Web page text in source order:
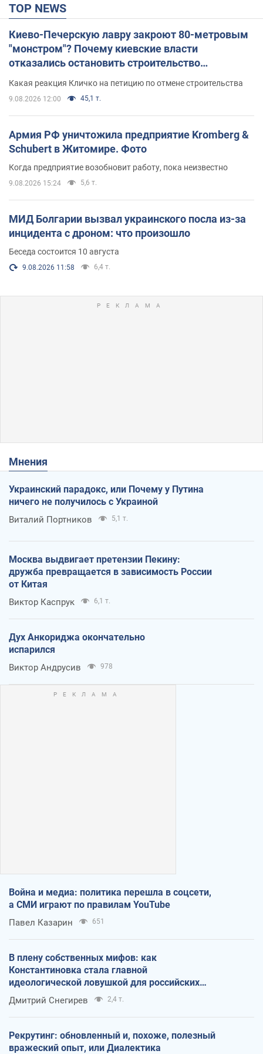
TOP NEWS
Киево-Печерскую лавру закроют 80-метровым
"монстром"? Почему киевские власти
отказались остановить строительство
Какая реакция Кличко на петицию по отмене строительства
9.08.2026 12:00 45,1 т.
Армия РФ уничтожила предприятие Kromberg &
Schubert в Житомире. Фото
Когда предприятие возобновит работу, пока неизвестно
9.08.2026 15:24 5,6 т.
МИД Болгарии вызвал украинского посла из-за
инцидента с дроном: что произошло
Беседа состоится 10 августа
9.08.2026 11:58 6,4 т.
Мнения
Украинский парадокс, или Почему у Путина
ничего не получилось с Украиной
Виталий Портников 5,1 т.
Москва выдвигает претензии Пекину:
дружба превращается в зависимость России
от Китая
Виктор Каспрук 6,1 т.
Дух Анкориджа окончательно
испарился
Виктор Андрусив 978
Война и медиа: политика перешла в соцсети,
а СМИ играют по правилам YouTube
Павел Казарин 651
В плену собственных мифов: как
Константиновка стала главной
идеологической ловушкой для российских
оккупантов
Дмитрий Снегирев 2,4 т.
Рекрутинг: обновленный и, похоже, полезный
вражеский опыт, или Диалектика